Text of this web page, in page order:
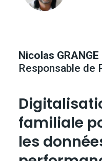
Nicolas GRANGE
Responsable de
familiale
les